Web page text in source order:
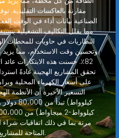
مقارنة بالعاكسات التقليدية.
الصناعية بيانات أداء في الوقت
البطاريات في حاويات للمحطات
82٪. حسنت هذه الابتكارات
على أسعار الكهرباء المحلية
مرنة بما في ذلك اتفاقيات شراء
المتاحة للمشاريع التجارية.